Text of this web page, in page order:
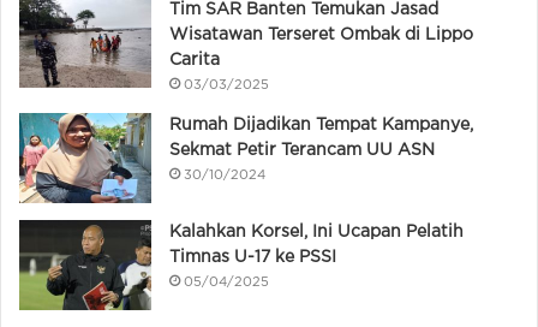
Tim SAR Banten Temukan Jasad
Wisatawan Terseret Ombak di Lippo
Carita
03/03/2025
Rumah Dijadikan Tempat Kampanye,
Sekmat Petir Terancam UU ASN
30/10/2024
Kalahkan Korsel, Ini Ucapan Pelatih
Timnas U-17 ke PSSI
05/04/2025